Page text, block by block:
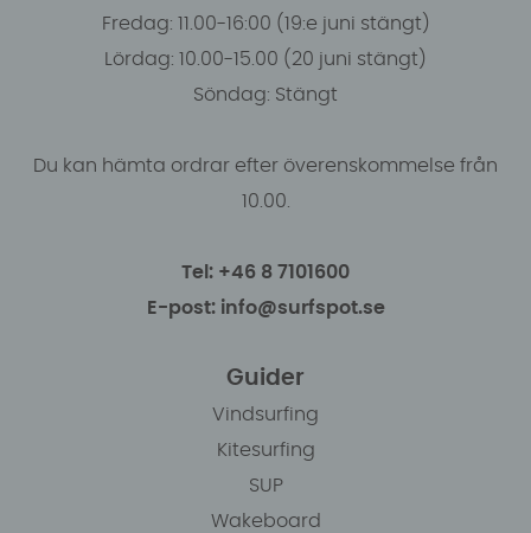
Fredag: 11.00-16:00 (19:e juni stängt)
Lördag: 10.00-15.00 (20 juni stängt)
Söndag: Stängt
Du kan hämta ordrar efter överenskommelse från
10.00.
Tel: +46 8 7101600
E-post: info@surfspot.se
Guider
Vindsurfing
Kitesurfing
SUP
Wakeboard